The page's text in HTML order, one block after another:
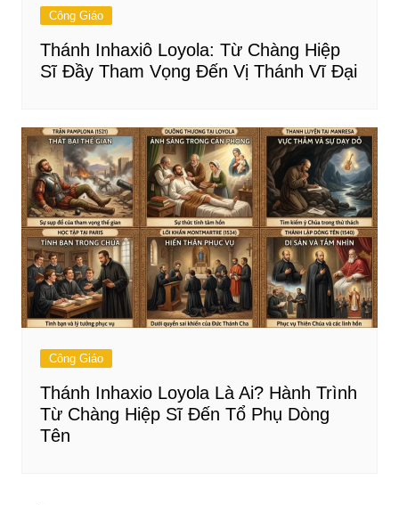
Công Giáo
Thánh Inhaxiô Loyola: Từ Chàng Hiệp
Sĩ Đầy Tham Vọng Đến Vị Thánh Vĩ Đại
Công Giáo
Thánh Inhaxio Loyola Là Ai? Hành Trình
Từ Chàng Hiệp Sĩ Đến Tổ Phụ Dòng
Tên